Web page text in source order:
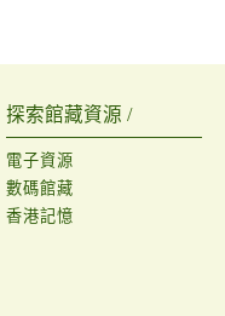
探索館藏資源 /
電子資源
數碼館藏
香港記憶